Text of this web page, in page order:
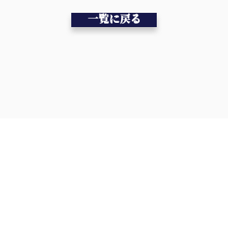
一覧に戻る